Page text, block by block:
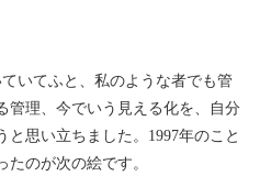
いてふと、私のような者でも管
管理、今でいう見える化を、自分
と思い立ちました。1997年のこと
のが次の絵です。